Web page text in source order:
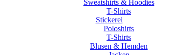
Sweatshirts & Hoodies
T-Shirts
Stickerei
Poloshirts
T-Shirts
Blusen & Hemden